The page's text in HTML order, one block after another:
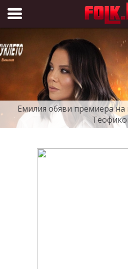
Folk.bg
Емилия обяви премиера на